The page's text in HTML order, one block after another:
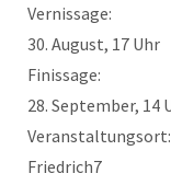
Vernissage:
30. August, 17 Uhr
Finissage:
28. September, 14
Veranstaltungsort:
Friedrich7